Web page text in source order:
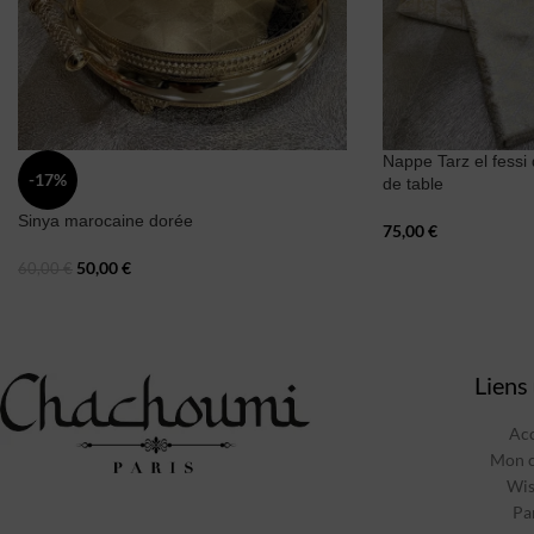
-17%
Sinya marocaine dorée
50,00€
Nappe Tarz el
de table
75,00€
Mon